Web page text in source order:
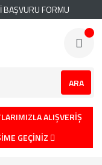
BAŞVURU FORMU
ARA
ALIŞVERİŞ
GEÇİNİZ